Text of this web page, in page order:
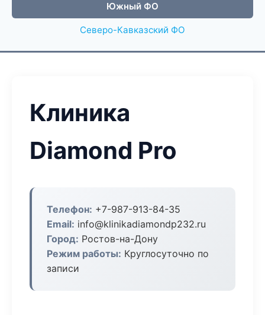
Южный ФО
Северо-Кавказский ФО
Клиника
Diamond Pro
Телефон: +7-987-913-84-35
Email: info@klinikadiamondp232.ru
Город: Ростов-на-Дону
Режим работы: Круглосуточно по
записи